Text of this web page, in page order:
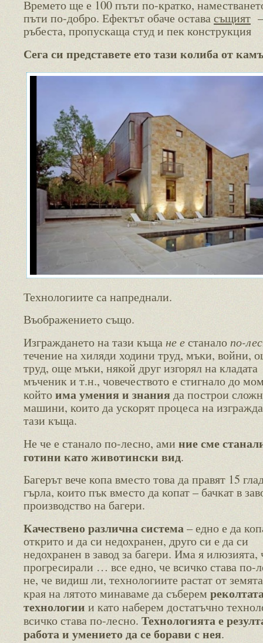
Времето ще е 100 пъти по-кратко,
пъти по-добро. Ефектът обаче оставасъщият
ръбеста, пропускаща студ и пек конструкция
Сега си представете ето тази колиба от
Технологиите са напреднали.
Въображението също.
Изграждането на тази къща не естанало по-
течение на хиляди ходини труд, мъки, войни,
труд, още мъки, някой друг изгорял на кладата
мъченик и т.н., човечеството е стигнало до
койтоима умения и знанияда построи
машини, които да ускорят процеса на
тази къща.
Не че е станало по-лесно, ами ние сме
готини като животински вид.
Багерът вече копа вместо това да правят 15
гърла, които пък вместо да копат – бачкат в
производство на багери.
Качествено различна система– едно е да
открито и да си недохранен, друго си е да си
недохранен в завод за багери. Има я илюзията,
прогресирали … все едно, че всичко става по-
не, че видиш ли, технологиите растат от
края на лятото минаваме да съберем
технологии и като наберем достатъчно
всичко става по-лесно. Технологията е
работа и умението да се борави с нея.